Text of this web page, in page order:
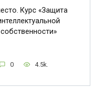
Курс «Защита
собственности»
0 4.5k.